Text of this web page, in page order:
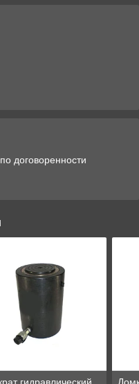
договоренности